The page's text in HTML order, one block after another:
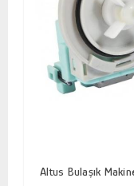
Altus Bulaşık